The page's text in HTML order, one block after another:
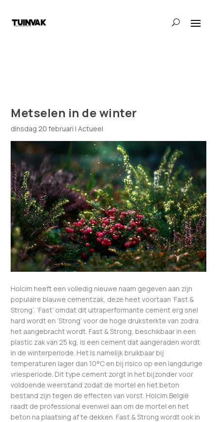
Metselen in de winter
dinsdag 20 februari |Actueel
Holcim heeft een volledig nieuwe naam gegeven aan zijn
populaire blauwe cementzak, deze heet voortaan ‘Fast &
Strong’. ‘Fast’ omdat dit ultraperformante cement erg snel
hard wordt en ‘Strong’ voor de hoge druksterkte van zodra
het aangebracht wordt. Fast & Strong, beschikbaar in een
plastic zak van 25 kg, is een cement dat aangeraden wordt
in de winterperiode. Het is namelijk bruikbaar bij
temperaturen lager dan 10°C en bij risico op een langdurige
vriesperiode. Dit type cement zorgt in het bijzonder voor
voldoende weerstand zodat de mortel en het beton
bestand zijn tegen de effecten van vorst. Holcim België
raadt de professional evenwel aan om de mortel en het
beton na plaatsing af te dekken. Fast & Strong wordt ook in